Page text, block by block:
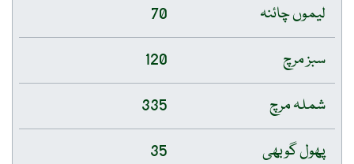
لیموں چائنہ
70
سبز مرچ
120
شملہ مرچ
335
پھول گوبھی
35